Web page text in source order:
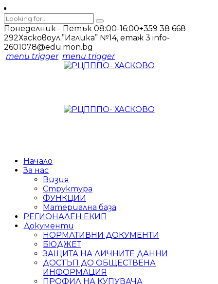
Понеделник - Петък 08:00-16:00+359 38 668
292Хасковоул.”Иглика” №14, етаж 3 info-
2601078@edu.mon.bg
menu trigger menu trigger
Начало
За нас
Визия
Структура
ФУНКЦИИ
Материална база
РЕГИОНАЛЕН ЕКИП
Документи
НОРМАТИВНИ ДОКУМЕНТИ
БЮДЖЕТ
ЗАЩИТА НА ЛИЧНИТЕ ДАННИ
ДОСТЪП ДО ОБЩЕСТВЕНА
ИНФОРМАЦИЯ
ПРОФИЛ НА КУПУВАЧА